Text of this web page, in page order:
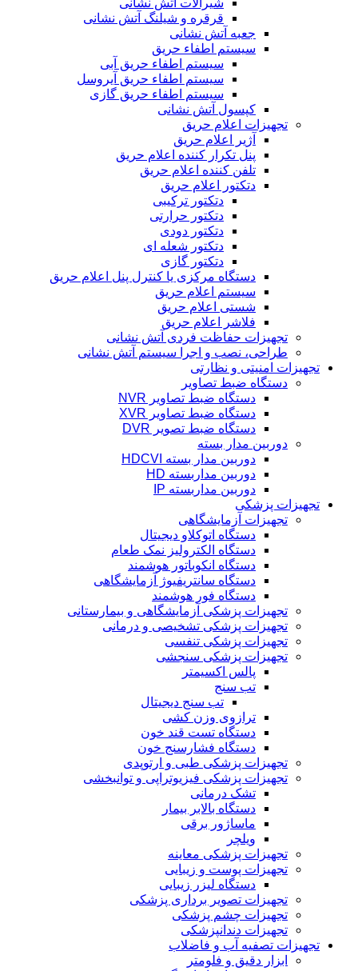
شیرآلات آتش نشانی
قرقره و شیلنگ آتش نشانی
جعبه آتش نشانی
سیستم اطفاء حریق
سیستم اطفاء حریق آبی
سیستم اطفاء حریق آیروسل
سیستم اطفاء حریق گازی
کپسول آتش نشانی
تجهیزات اعلام حریق
آژیر اعلام حریق
پنل تکرار کننده اعلام حریق
تلفن کننده اعلام حریق
دتکتور اعلام حریق
دتکتور ترکیبی
دتکتور حرارتی
دتکتور دودی
دتکتور شعله ای
دتکتور گازی
دستگاه مرکزی یا کنترل پنل اعلام حریق
سیستم اعلام حریق
شستی اعلام حریق
فلاشر اعلام حریق
تجهیزات حفاظت فردی آتش نشانی
طراحی، نصب و اجرا سیستم آتش نشانی
تجهیزات امنیتی و نظارتی
دستگاه ضبط تصاویر
دستگاه ضبط تصاویر NVR
دستگاه ضبط تصاویر XVR
دستگاه ضبط تصویر DVR
دوربین مدار بسته
دوربین مدار بسته HDCVI
دوربین مداربسته HD
دوربین مداربسته IP
تجهیزات پزشکی
تجهیزات آزمایشگاهی
دستگاه اتوکلاو دیجیتال
دستگاه الکترولیز نمک طعام
دستگاه انکوباتور هوشمند
دستگاه سانتریفیوژ آزمایشگاهی
دستگاه فور هوشمند
تجهیزات پزشکی آزمایشگاهی و بیمارستانی
تجهیزات پزشکی تشخیصی و درمانی
تجهیزات پزشکی تنفسی
تجهیزات پزشکی سنجشی
پالس اکسیمتر
تب سنج
تب سنج دیجیتال
ترازوی وزن کشی
دستگاه تست قند خون
دستگاه فشارسنج خون
تجهیزات پزشکی طبی و ارتوپدی
تجهیزات پزشکی فیزیوتراپی و توانبخشی
تشک درمانی
دستگاه بالابر بیمار
ماساژور برقی
ویلچر
تجهیزات پزشکی معاینه
تجهیزات پوست و زیبایی
دستگاه لیزر زیبایی
تجهیزات تصویر برداری پزشکی
تجهیزات چشم پزشکی
تجهیزات دندانپزشکی
تجهیزات تصفیه آب و فاضلاب
ابزار دقیق و فلومتر